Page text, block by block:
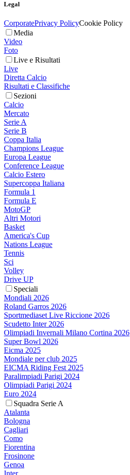
Legal
CorporatePrivacy PolicyCookie Policy
Media
Video
Foto
Live e Risultati
Live
Diretta Calcio
Risultati e Classifiche
Sezioni
Calcio
Mercato
Serie A
Serie B
Coppa Italia
Champions League
Europa League
Conference League
Calcio Estero
Supercoppa Italiana
Formula 1
Formula E
MotoGP
Altri Motori
Basket
America's Cup
Nations League
Tennis
Sci
Volley
Drive UP
Speciali
Mondiali 2026
Roland Garros 2026
Sportmediaset Live Riccione 2026
Scudetto Inter 2026
Olimpiadi Invernali Milano Cortina 2026
Super Bowl 2026
Eicma 2025
Mondiale per club 2025
EICMA Riding Fest 2025
Paralimpiadi Parigi 2024
Olimpiadi Parigi 2024
Euro 2024
Squadra Serie A
Atalanta
Bologna
Cagliari
Como
Fiorentina
Frosinone
Genoa